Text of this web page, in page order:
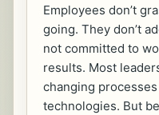
Employees don’t
going. They don’t
not committed to
results. Most
changing
technologies. But